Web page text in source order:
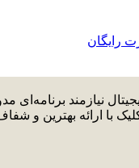
نیازمند
با ارائه بهترین و